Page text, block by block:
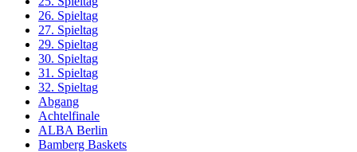
26. Spieltag
27. Spieltag
29. Spieltag
30. Spieltag
31. Spieltag
32. Spieltag
Abgang
Achtelfinale
ALBA Berlin
Bamberg Baskets